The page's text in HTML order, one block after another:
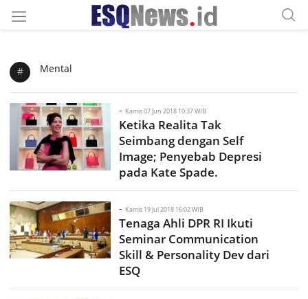
# Mental
- Kamis 07 Jun 2018 10:37 WIB
Ketika Realita Tak
Seimbang dengan Self
Image; Penyebab Depresi
pada Kate Spade.
- Kamis 19 Jul 2018 16:02 WIB
Tenaga Ahli DPR RI Ikuti
Seminar Communication
Skill & Personality Dev dari
ESQ